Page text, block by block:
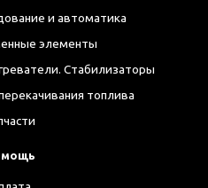
и автоматика
элементы
Стабилизаторы
топлива